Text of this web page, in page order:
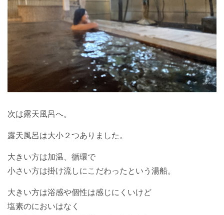
次は露天風呂へ。
露天風呂は大小２つありました。
大きい方は加温、循環で
小さい方は掛け流しにこだわったという湯船。
大きい方は浴感や個性は感じにくいけど
塩素のにおいはなく